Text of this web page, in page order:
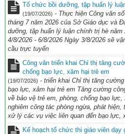
Tổ chức bồi dưỡng, tập huấn lý
(19/07/2026) - Thực hiện Công văn
tháng 7 năm 2026 của Sở Giáo dục và
dưỡng, tập huấn lý luận chính trị hè
4/8/2026 - 6/8/2026 Ngày 3/8/2026 sẽ
cầu trực tuyến
Công văn triển khai Chỉ thị tăng
chống bạo lực, xâm hại trẻ em
(19/07/2026) - triển khai Chỉ thị tăng
bạo lực, xâm hại trẻ em Tăng cường
về bảo vệ trẻ em, phòng, chống bạo
nghiêm công tác phòng ngừa, phát
xử lý các vụ việc liên quan đến bạo lực,
Kế hoạch tổ chức thi giáo viên